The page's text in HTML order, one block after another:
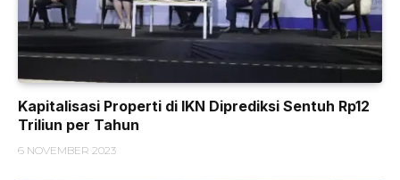
Kapitalisasi Properti di IKN Diprediksi Sentuh Rp12
Triliun per Tahun
6 NOVEMBER 2023